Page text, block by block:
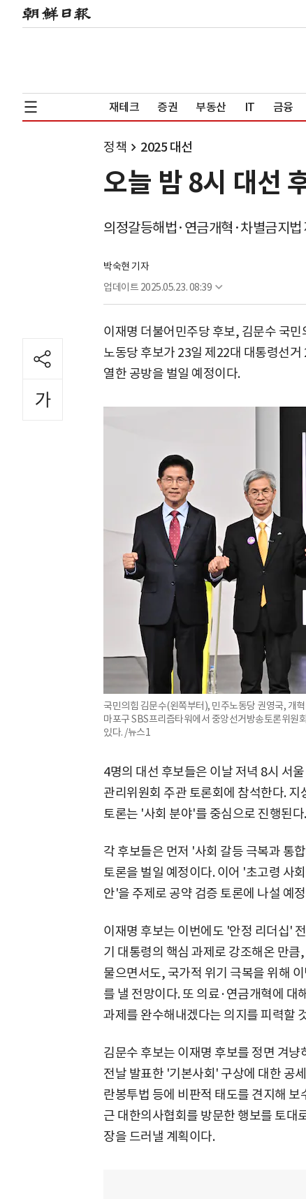
재테크 증권 부동산 IT 금융
정책 2025 대선
오늘 밤 8시 대선
의정갈등해법·연금개혁·차별금지법
박숙현 기자
업데이트 2025.05.23. 08:39
이재명 더불어민주당 후보, 김문수 국
노동당 후보가 23일 제22대 대통령선
열한 공방을 벌일 예정이다.
국민의힘 김문수(왼쪽부터), 민주노동당 권영국, 개
마포구 SBS프리즘타워에서 중앙선거방송토론위원
있다. /뉴스1
4명의 대선 후보들은 이날 저녁 8시 서
관리위원회 주관 토론회에 참석한다.
토론는 '사회 분야'를 중심으로 진행된다.
각 후보들은 먼저 '사회 갈등 극복과 통
토론을 벌일 예정이다. 이어 '초고령 사
안'을 주제로 공약 검증 토론에 나설 예
이재명 후보는 이번에도 '안정 리더십'
기 대통령의 핵심 과제로 강조해온 만
물으면서도, 국가적 위기 극복을 위해
를 낼 전망이다. 또 의료·연금개혁에 대
과제를 완수해내겠다는 의지를 피력할
김문수 후보는 이재명 후보를 정면 겨
전날 발표한 '기본사회' 구상에 대한 공
란봉투법 등에 비판적 태도를 견지해
근 대한의사협회를 방문한 행보를 토대
장을 드러낼 계획이다.